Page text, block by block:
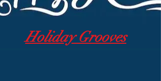
Holiday Grooves